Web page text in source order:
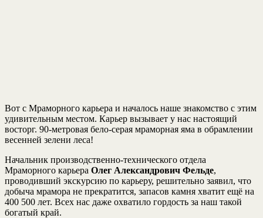
Вот с Мраморного карьера и началось наше знакомство с этим
удивительным местом. Карьер вызывает у нас настоящий
восторг. 90-метровая бело-серая мраморная яма в обрамлении
весенней зелени леса!
Начальник производственно-технического отдела
Мраморного карьера Олег Александрович Фельде,
проводивший экскурсию по карьеру, решительно заявил, что
добыча мрамора не прекратится, запасов камня хватит ещё на
400 500 лет. Всех нас даже охватило гордость за наш такой
богатый край.